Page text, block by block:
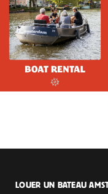
LOUER UN BATEAU